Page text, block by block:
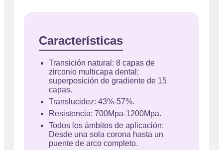
Características
Transición natural: 8 capas de
zirconio multicapa dental;
superposición de gradiente de 15
capas.
Translucidez: 43%-57%.
Resistencia: 700Mpa-1200Mpa.
Todos los ámbitos de aplicación:
Desde una sola corona hasta un
puente de arco completo.